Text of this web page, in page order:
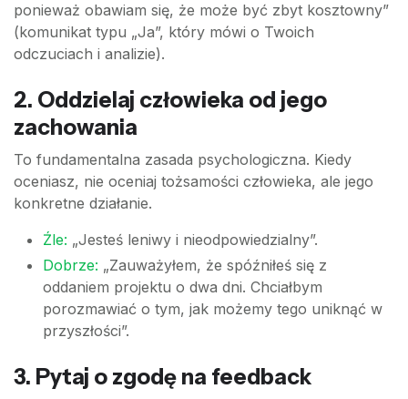
ponieważ obawiam się, że może być zbyt kosztowny”
(komunikat typu „Ja”, który mówi o Twoich
odczuciach i analizie).
2. Oddzielaj człowieka od jego
zachowania
To fundamentalna zasada psychologiczna. Kiedy
oceniasz, nie oceniaj tożsamości człowieka, ale jego
konkretne działanie.
Źle: „Jesteś leniwy i nieodpowiedzialny”.
Dobrze: „Zauważyłem, że spóźniłeś się z
oddaniem projektu o dwa dni. Chciałbym
porozmawiać o tym, jak możemy tego uniknąć w
przyszłości”.
3. Pytaj o zgodę na feedback